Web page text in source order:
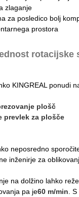
zlaganje
za posledico bolj
prostora
rotacijske
KINGREAL ponudi
plošč
prevlek za plošče
neposredno
inženirje za
na dolžino lahko
pa je60 m/min .